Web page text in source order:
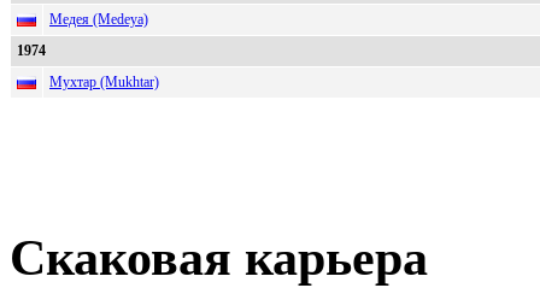
Медея (Medeya)
1974
Мухтар (Mukhtar)
Скаковая карьера